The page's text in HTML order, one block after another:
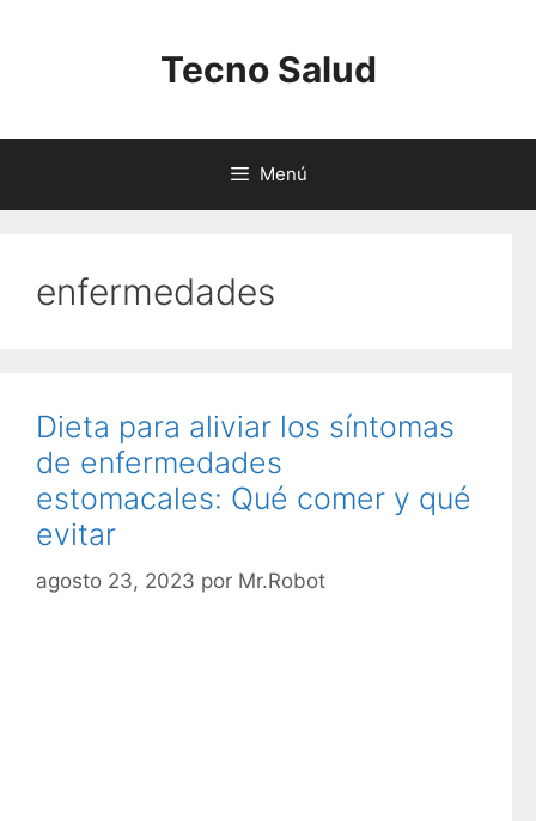
Tecno Salud
Menú
enfermedades
Dieta para aliviar los síntomas
de enfermedades
estomacales: Qué comer y qué
evitar
agosto 23, 2023 por Mr.Robot